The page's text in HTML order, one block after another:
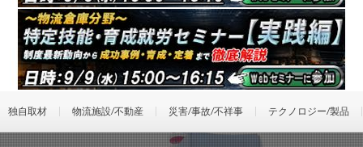
独自取材 物流施設/不動産 災害/事故/不祥事 テクノロジー/製品